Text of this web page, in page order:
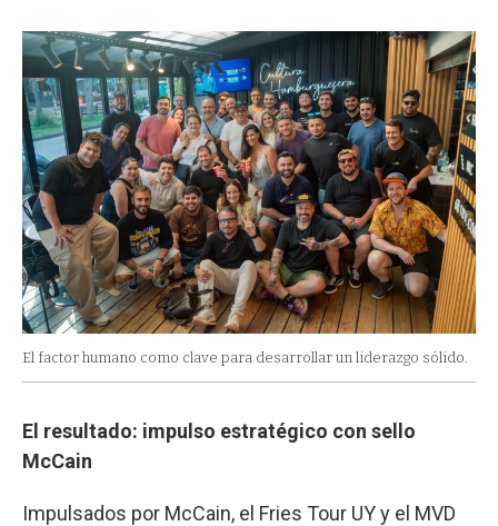
El factor humano como clave para desarrollar un liderazgo sólido.
El resultado: impulso estratégico con sello
McCain
Impulsados por McCain, el Fries Tour UY y el MVD